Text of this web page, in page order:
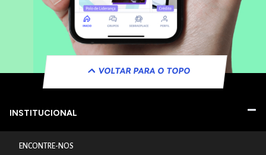
VOLTAR PARA O TOPO
INSTITUCIONAL
ENCONTRE-NOS